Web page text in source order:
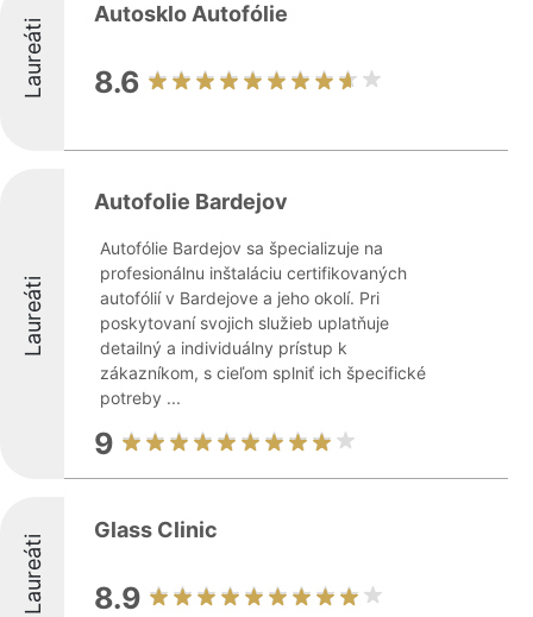
Laureáti
Autosklo Autofólie
8.6
Laureáti
Autofolie Bardejov
Autofólie Bardejov sa špecializuje na
profesionálnu inštaláciu certifikovaných
autofólií v Bardejove a jeho okolí. Pri
poskytovaní svojich služieb uplatňuje
detailný a individuálny prístup k
zákazníkom, s cieľom splniť ich špecifické
potreby ...
9
Laureáti
Glass Clinic
8.9